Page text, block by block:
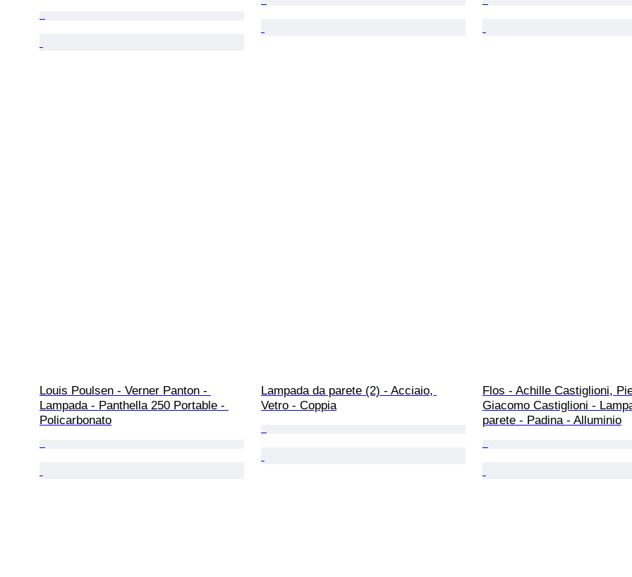
Louis Poulsen - Verner Panton -
Lampada - Panthella 250 Portable -
Policarbonato
Lampada da parete (2) - Acciaio,
Vetro - Coppia
Flos - Achille Castiglioni,
Giacomo Castiglioni -
parete - Padina - Alluminio